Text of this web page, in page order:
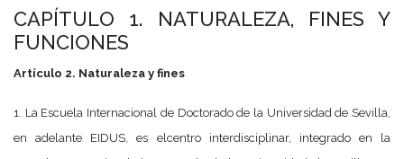
CAPÍTULO 1. NATURALEZA, FINES Y
FUNCIONES
Artículo 2. Naturaleza y fines
1. La Escuela Internacional de Doctorado de la Universidad de Sevilla,
en adelante EIDUS, es elcentro interdisciplinar, integrado en la